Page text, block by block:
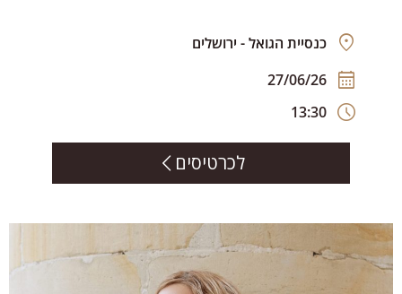
כנסיית הגואל - ירושלים
27/06/26
13:30
לכרטיסים